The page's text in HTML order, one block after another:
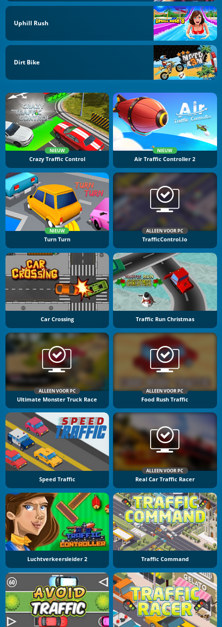
Uphill Rush
Dirt Bike
NIEUW
Crazy Traffic Control
NIEUW
Air Traffic Controller 2
NIEUW
Turn Turn
ALLEEN VOOR PC
TrafficControl.io
Car Crossing Traffic Run Christmas
ALLEEN VOOR PC
Ultimate Monster Truck Race
ALLEEN VOOR PC
Food Rush Traffic
Speed Traffic
ALLEEN VOOR PC
Real Car Traffic Racer
Luchtverkeersleider 2 Traffic Command